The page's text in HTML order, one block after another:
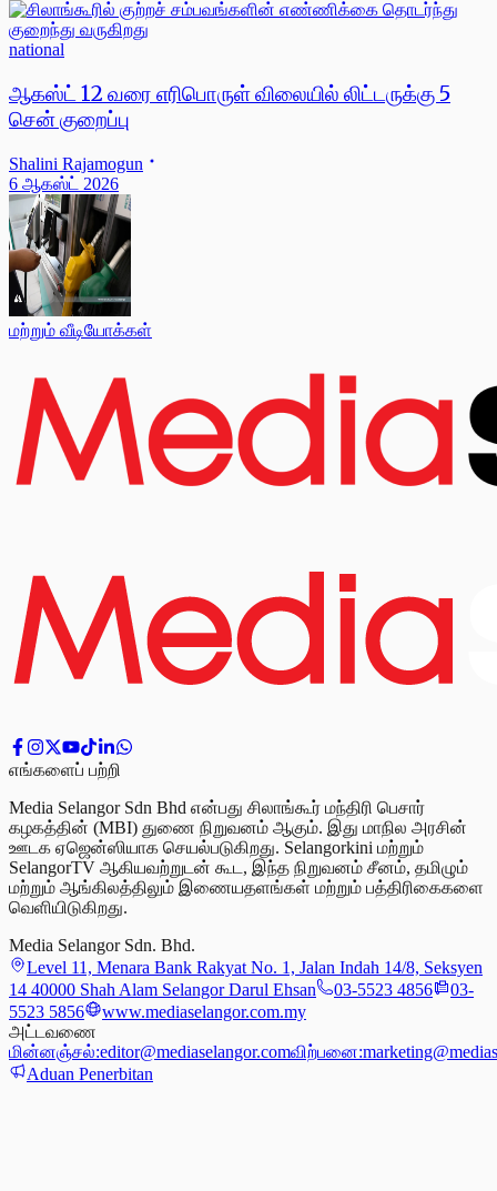
national
ஆகஸ்ட் 12 வரை எரிபொருள் விலையில் லிட்டருக்கு 5
சென் குறைப்பு
Shalini Rajamogun
6 ஆகஸ்ட் 2026
மற்றும் வீடியோக்கள்
எங்களைப் பற்றி
Media Selangor Sdn Bhd என்பது சிலாங்கூர் மந்திரி பெசார்
கழகத்தின் (MBI) துணை நிறுவனம் ஆகும். இது மாநில அரசின்
ஊடக ஏஜென்ஸியாக செயல்படுகிறது. Selangorkini மற்றும்
SelangorTV ஆகியவற்றுடன் கூட, இந்த நிறுவனம் சீனம், தமிழும்
மற்றும் ஆங்கிலத்திலும் இணையதளங்கள் மற்றும் பத்திரிகைகளை
வெளியிடுகிறது.
Media Selangor Sdn. Bhd.
Level 11, Menara Bank Rakyat No. 1, Jalan Indah 14/8, Seksyen
14 40000 Shah Alam Selangor Darul Ehsan
03-5523 4856
03-
5523 5856
www.mediaselangor.com.my
அட்டவணை
மின்னஞ்சல்:editor@mediaselangor.comவிற்பனை:
Aduan Penerbitan